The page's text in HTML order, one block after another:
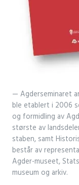
Agderseminaret
ble etablert i 2006
og formidling av
største av
staben, samt
består av
Agder-museet,
museum og arkiv.